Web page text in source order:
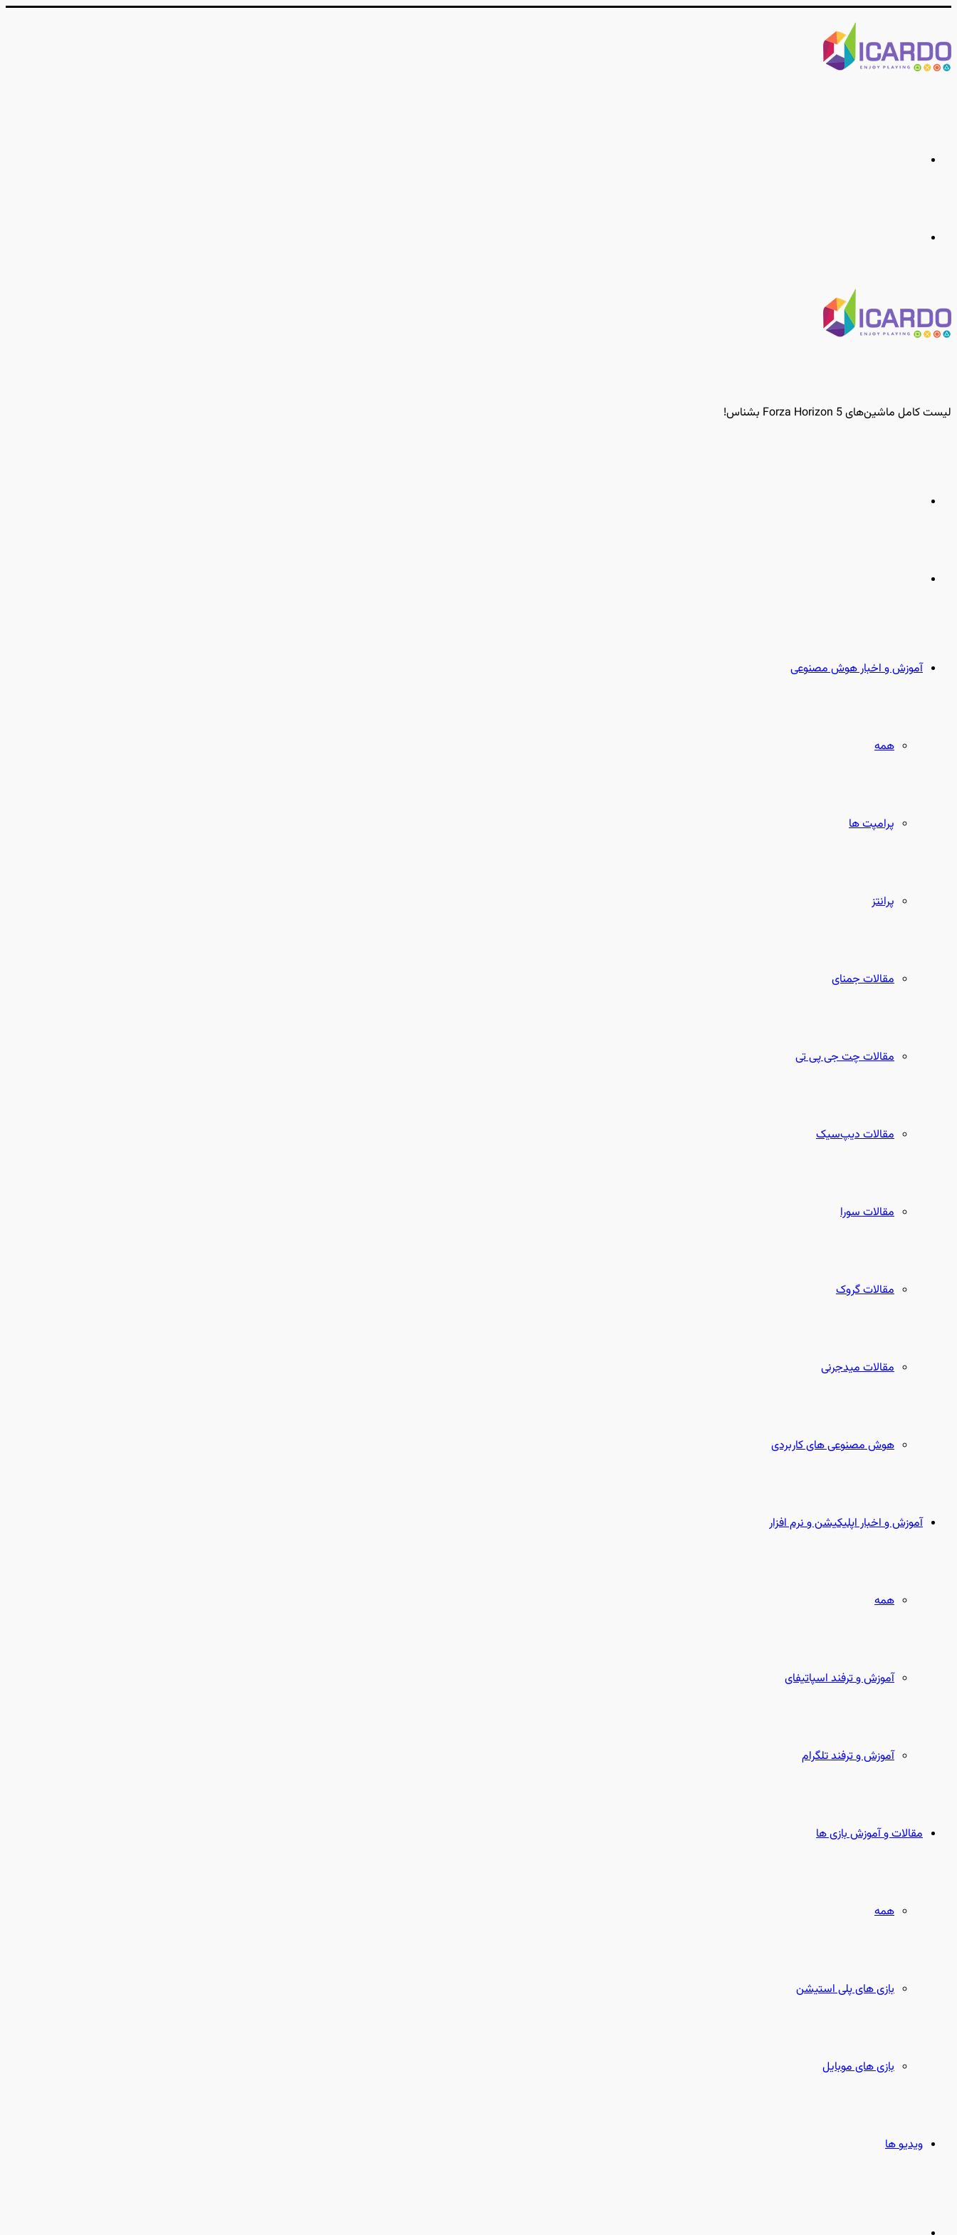
برای
لیست کامل ماشین‌های Forza Horizon 5 بشناس!
آموزش و اخبار هوش مصنوعی
همه
پرامپت ها
پرانتز
مقالات جمنای
مقالات چت جی پی تی
مقالات دیپ‌سیک
مقالات سورا
مقالات گروک
مقالات میدجرنی
هوش مصنوعی های کاربردی
آموزش و اخبار اپلیکیشن و نرم افزار
همه
آموزش و ترفند اسپاتیفای
آموزش و ترفند تلگرام
مقالات و آموزش بازی ها
همه
بازی های پلی استیشن
بازی های موبایل
ویدیو ها